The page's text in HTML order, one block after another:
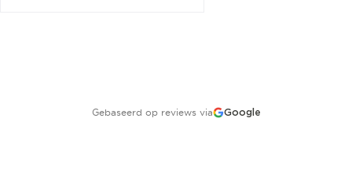
Gebaseerd op reviews via Google